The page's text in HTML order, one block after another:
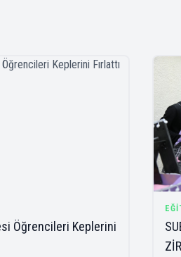
Öğrencileri Keplerini